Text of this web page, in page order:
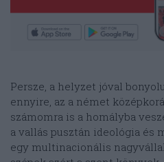
Persze, a helyzet jóval
ennyire, az a német
számomra is a homályba
a vallás pusztán ideológia és
egy multinacionális